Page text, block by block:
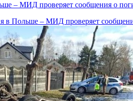
– МИД проверяет сообщения о
в Польше – МИД проверяет